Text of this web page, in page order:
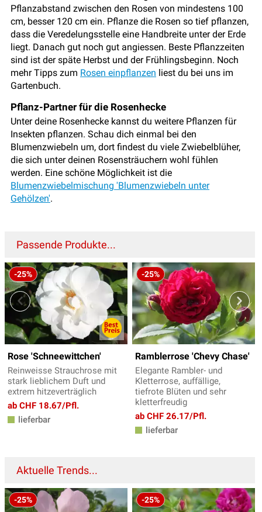
Pflanzabstand zwischen den Rosen von mindestens 100
cm, besser 120 cm ein. Pflanze die Rosen so tief pflanzen,
dass die Veredelungsstelle eine Handbreite unter der Erde
liegt. Danach gut noch gut angiessen. Beste Pflanzzeiten
sind ist der späte Herbst und der Frühlingsbeginn. Noch
mehr Tipps zum Rosen einpflanzen liest du bei uns im
Gartenbuch.
Pflanz-Partner für die Rosenhecke
Unter deine Rosenhecke kannst du weitere Pflanzen für
Insekten pflanzen. Schau dich einmal bei den
Blumenzwiebeln um, dort findest du viele Zwiebelblüher,
die sich unter deinen Rosensträuchern wohl fühlen
werden. Eine schöne Möglichkeit ist die
Blumenzwiebelmischung 'Blumenzwiebeln unter
Gehölzen'.
Passende Produkte...
-25%
Rose 'Schneewittchen'
Reinweisse Strauchrose mit
stark lieblichem Duft und
extrem hitzeverträglich
ab CHF 18.67/Pfl.
lieferbar
-25%
Ramblerrose 'Chevy Chase'
Elegante Rambler- und
Kletterrose, auffällige,
tiefrote Blüten und sehr
kletterfreudig
ab CHF 26.17/Pfl.
lieferbar
Aktuelle Trends...
-25% -25%